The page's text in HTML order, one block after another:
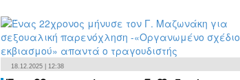
18.12.2025 | 12:38